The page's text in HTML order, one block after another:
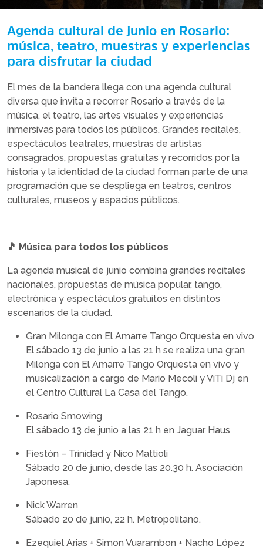
Agenda cultural de junio en Rosario:
música, teatro, muestras y experiencias
para disfrutar la ciudad
El mes de la bandera llega con una agenda cultural
diversa que invita a recorrer Rosario a través de la
música, el teatro, las artes visuales y experiencias
inmersivas para todos los públicos. Grandes recitales,
espectáculos teatrales, muestras de artistas
consagrados, propuestas gratuitas y recorridos por la
historia y la identidad de la ciudad forman parte de una
programación que se despliega en teatros, centros
culturales, museos y espacios públicos.
🎵 Música para todos los públicos
La agenda musical de junio combina grandes recitales
nacionales, propuestas de música popular, tango,
electrónica y espectáculos gratuitos en distintos
escenarios de la ciudad.
Gran Milonga con El Amarre Tango Orquesta en vivo
El sábado 13 de junio a las 21 h se realiza una gran
Milonga con El Amarre Tango Orquesta en vivo y
musicalización a cargo de Mario Mecoli y ViTi Dj en
el Centro Cultural La Casa del Tango.
Rosario Smowing
El sábado 13 de junio a las 21 h en Jaguar Haus
Fiestón – Trinidad y Nico Mattioli
Sábado 20 de junio, desde las 20.30 h. Asociación
Japonesa.
Nick Warren
Sábado 20 de junio, 22 h. Metropolitano.
Ezequiel Arias + Simon Vuarambon + Nacho López